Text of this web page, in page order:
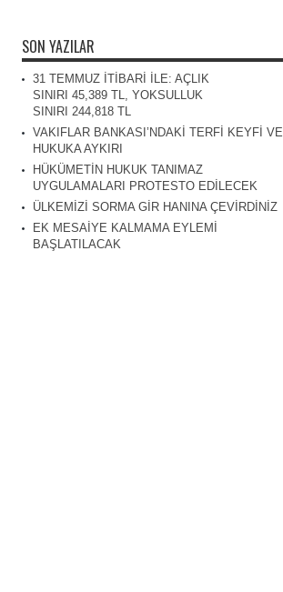
SON YAZILAR
31 TEMMUZ İTİBARİ İLE: AÇLIK
SINIRI 45,389 TL, YOKSULLUK
SINIRI 244,818 TL
VAKIFLAR BANKASI’NDAKİ TERFİ KEYFİ VE
HUKUKA AYKIRI
HÜKÜMETİN HUKUK TANIMAZ
UYGULAMALARI PROTESTO EDİLECEK
ÜLKEMİZİ SORMA GİR HANINA ÇEVİRDİNİZ
EK MESAİYE KALMAMA EYLEMİ
BAŞLATILACAK